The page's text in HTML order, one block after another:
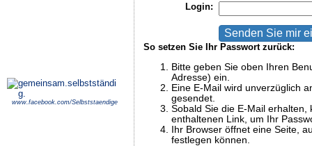
www.facebook.com/Selbststaendige
Login:
So setzen Sie Ihr Passwort zurück:
Bitte geben Sie oben Ihren
Adresse) ein.
Eine E-Mail wird unverzüglich
gesendet.
Sobald Sie die E-Mail erhalten,
enthaltenen Link, um Ihr
Ihr Browser öffnet eine Seite,
festlegen können.